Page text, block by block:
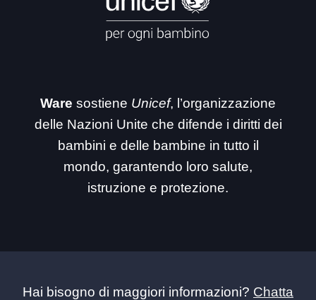
Ware sostiene Unicef, l’organizzazione
delle Nazioni Unite che difende i diritti dei
bambini e delle bambine in tutto il
mondo, garantendo loro salute,
istruzione e protezione.
Hai bisogno di maggiori informazioni? Chatta